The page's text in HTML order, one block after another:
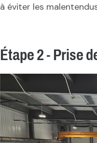
à éviter les
Étape 2 - Prise